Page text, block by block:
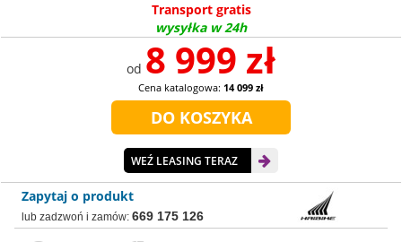
Transport gratis
wysyłka w 24h
od 8 999 zł
Cena katalogowa: 14 099 zł
WEŹ LEASING TERAZ
Zapytaj o produkt
lub zadzwoń i zamów: 669 175 126